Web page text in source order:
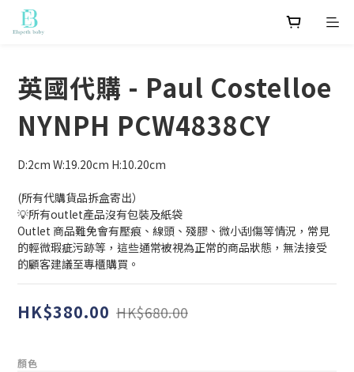
英國代購 - Paul Costelloe
NYNPH PCW4838CY
D:2cm W:19.20cm H:10.20cm
(所有代購貨品拆盒寄出）
💡所有outlet產品沒有包裝及紙袋
Outlet 商品難免會有壓痕、線頭、殘膠、微小刮傷等情況，常見
的輕微瑕疵污跡等，這些通常被視為正常的商品狀態，無法接受
的顧客建議至專櫃購買。
HK$380.00 HK$680.00
顏色